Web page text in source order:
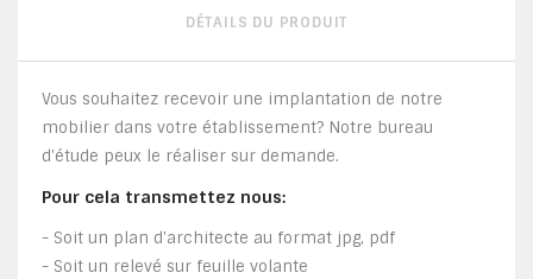
DÉTAILS DU PRODUIT
Vous souhaitez recevoir une implantation de notre
mobilier dans votre établissement? Notre bureau
d'étude peux le réaliser sur demande.
Pour cela transmettez nous:
- Soit un plan d'architecte au format jpg, pdf
- Soit un relevé sur feuille volante